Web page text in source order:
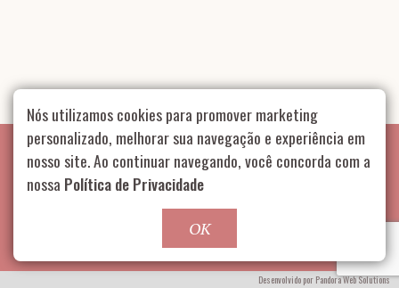
Rua Aurélia, 1714 – Vila Romana, São Paulo – SP
contato@nucleofood.com
GOSTOU? CLIQUE AQUI E ENTRE EM CONTATO
Desenvolvido por Pandora Web Solutions
Nós utilizamos cookies para promover marketing
personalizado, melhorar sua navegação e experiência em
nosso site. Ao continuar navegando, você concorda com a
nossa Política de Privacidade
OK